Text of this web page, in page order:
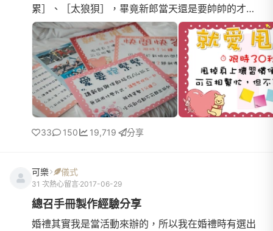
累］、［太狼狽］，畢竟新郎當天還是要帥帥的才能
開心的迎娶新娘，我也避免準備會拉肚子的吃東西橋
段，僅以簡單的飲(ㄎㄨˇ)料(ㄔㄚˊ)代替～雖然要給新
郎一點考驗，但最終也希望迎娶過程皆大歡喜，笑聲
滿滿！我設計的闖關板有一點點的巧思，大家就先看
內文囉！文末在跟大家解答～我設計的關卡有三關，
相對的懲罰也是三個，最後
33 150 19,719 分享
可樂 儀式
31 次熱心留言 2017-06-29
總召手冊製作經驗分享
婚禮其實我是當活動來辦的，所以我在婚禮時有選出